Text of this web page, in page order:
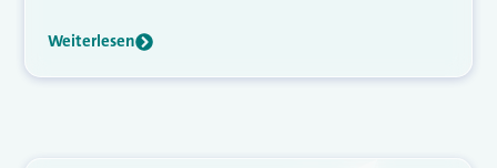
Weiterlesen